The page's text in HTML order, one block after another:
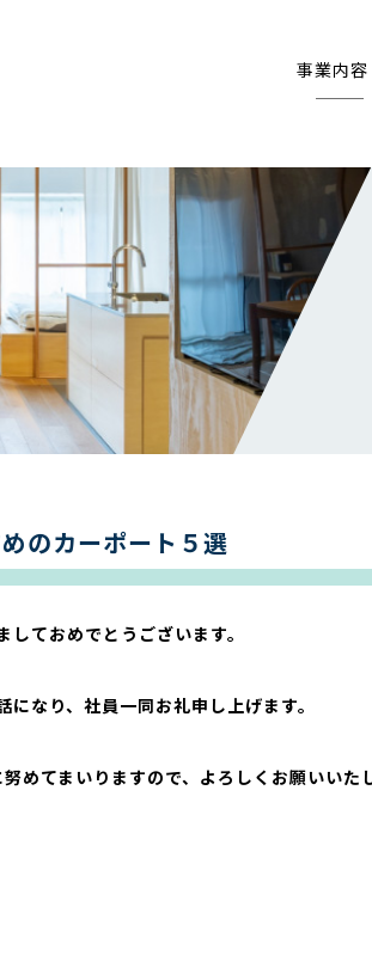
事業内容
のカーポート５選
しておめでとうございます。
になり、社員一同お礼申し上げます。
めてまいりますので、よろしくお願いいた